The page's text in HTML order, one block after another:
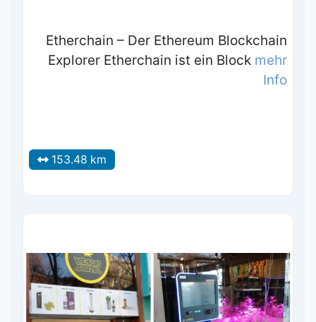
Etherchain – Der Ethereum Blockchain
Explorer Etherchain ist ein Block mehr
Info
153.48 km